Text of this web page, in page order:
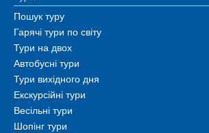
Пошук туру
Гарячі тури по світу
Тури на двох
Автобусні тури
Тури вихідного дня
Екскурсійні тури
Весільні тури
Шопінг тури